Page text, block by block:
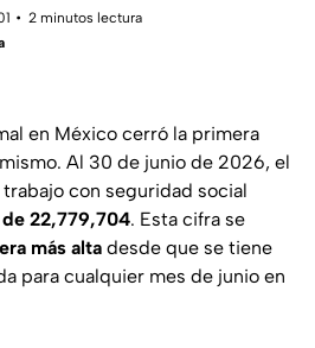
2 minutos lectura
en México cerró la primera
Al 30 de junio de 2026, el
con seguridad social
22,779,704. Esta cifra se
más alta desde que se tiene
para cualquier mes de junio en